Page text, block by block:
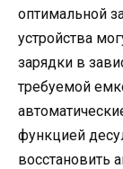
оптимальной
устройства
зарядки в
требуемой
функцией
восстановить